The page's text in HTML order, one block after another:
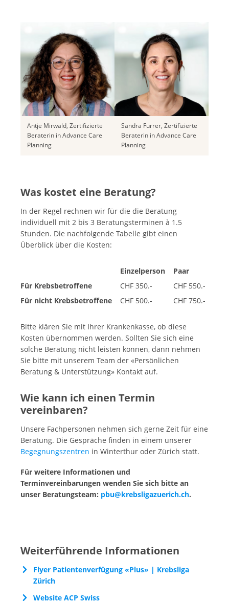
Antje Mirwald, Zertifizierte
Beraterin in Advance Care
Planning
Sandra Furrer, Zertifizierte
Beraterin in Advance Care
Planning
Was kostet eine Beratung?
In der Regel rechnen wir für die die Beratung
individuell mit 2 bis 3 Beratungsterminen à 1.5
Stunden. Die nachfolgende Tabelle gibt einen
Überblick über die Kosten:
Einzelperson Paar
Für Krebsbetroffene
CHF 350.-
CHF 550.-
Für nicht Krebsbetroffene CHF 500.- CHF 750.-
Bitte klären Sie mit Ihrer Krankenkasse, ob diese
Kosten übernommen werden. Sollten Sie sich eine
solche Beratung nicht leisten können, dann nehmen
Sie bitte mit unserem Team der «Persönlichen
Beratung & Unterstützung» Kontakt auf.
Wie kann ich einen Termin
vereinbaren?
Unsere Fachpersonen nehmen sich gerne Zeit für eine
Beratung. Die Gespräche finden in einem unserer
Begegnungszentren in Winterthur oder Zürich statt.
Für weitere Informationen und
Terminvereinbarungen wenden Sie sich bitte an
unser Beratungsteam: pbu@krebsligazuerich.ch.
Weiterführende Informationen
Flyer Patientenverfügung «Plus» | Krebsliga
Zürich
Website ACP Swiss